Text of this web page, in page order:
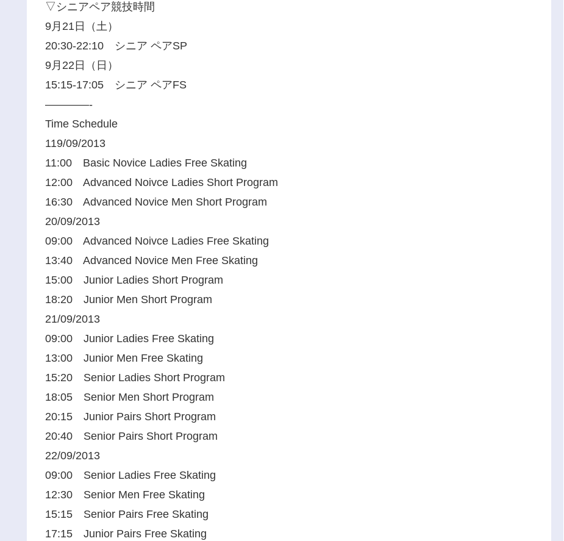
▽シニアペア競技時間
9月21日（土）
20:30-22:10 シニア ペアSP
9月22日（日）
15:15-17:05 シニア ペアFS
————-
Time Schedule
119/09/2013
11:00 Basic Novice Ladies Free Skating
12:00 Advanced Noivce Ladies Short Program
16:30 Advanced Novice Men Short Program
20/09/2013
09:00 Advanced Noivce Ladies Free Skating
13:40 Advanced Novice Men Free Skating
15:00 Junior Ladies Short Program
18:20 Junior Men Short Program
21/09/2013
09:00 Junior Ladies Free Skating
13:00 Junior Men Free Skating
15:20 Senior Ladies Short Program
18:05 Senior Men Short Program
20:15 Junior Pairs Short Program
20:40 Senior Pairs Short Program
22/09/2013
09:00 Senior Ladies Free Skating
12:30 Senior Men Free Skating
15:15 Senior Pairs Free Skating
17:15 Junior Pairs Free Skating